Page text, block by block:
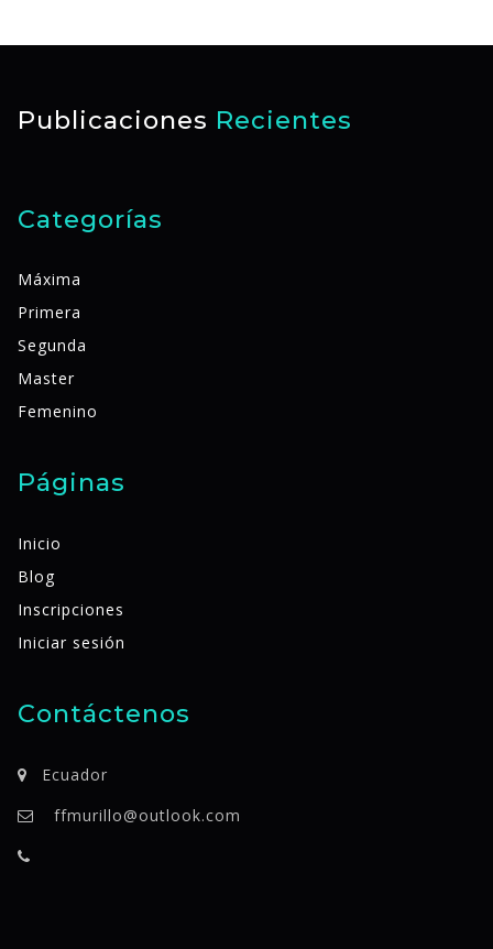
Publicaciones Recientes
Categorías
Máxima
Primera
Segunda
Master
Femenino
Páginas
Inicio
Blog
Inscripciones
Iniciar sesión
Contáctenos
Ecuador
ffmurillo@outlook.com